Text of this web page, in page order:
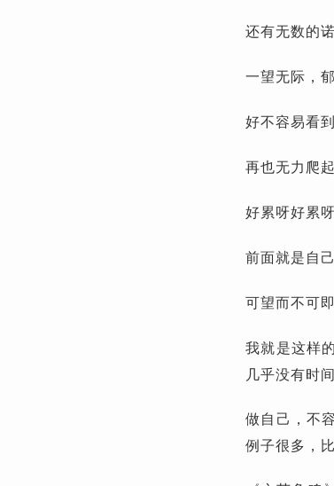
还有无数的
一望无际，
好不容易看
再也无力爬
好累呀好累
前面就是自
可望而不可
我就是这样
几乎没有时
做自己，不
例子很多，